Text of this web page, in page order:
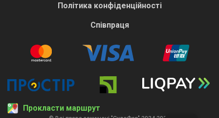
Політика конфіденційності
Співпраця
Прокласти маршрут